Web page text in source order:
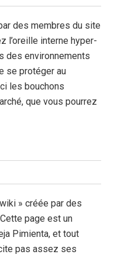
des membres du site
l’oreille interne hyper-
des environnements
se protéger au
les bouchons
que vous pourrez
» créée par des
page est un
Pimienta, et tout
pas assez ses